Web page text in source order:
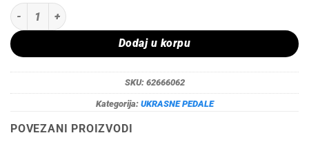
UKRASNE ALU PEDALE AUDI A4 B9 A5 F5 OD 2016 AUTOMAT
Dodaj u korpu
SKU: 62666062
Kategorija: UKRASNE PEDALE
POVEZANI PROIZVODI